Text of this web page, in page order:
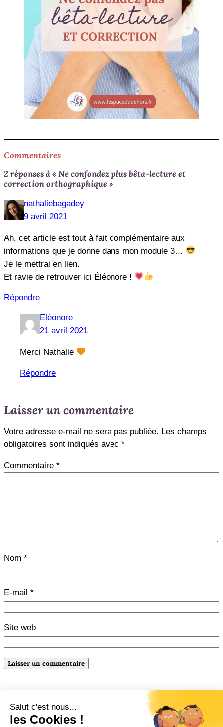
Commentaires
2 réponses à « Ne confondez plus bêta-lecture et
correction orthographique »
nathaliebagadey
9 avril 2021
Ah, cet article est tout à fait complémentaire aux
informations que je donne dans mon module 3…
Je le mettrai en lien.
Et ravie de retrouver ici Éléonore !
Répondre
Eléonore
21 avril 2021
Merci Nathalie
Répondre
Laisser un commentaire
Votre adresse e-mail ne sera pas publiée. Les champs
obligatoires sont indiqués avec *
Commentaire *
Nom *
E-mail *
Site web
mars (et ça repart pour
Savoir lâcher prise
: faire une pause d’écriture